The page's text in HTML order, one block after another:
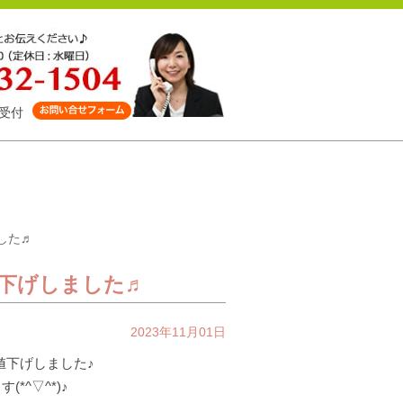
付
た♬
げしました♬
2023年11月01日
下げしました♪
す(*^▽^*)♪